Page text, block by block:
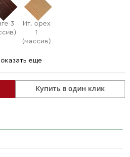
Купить в один клик
3
Ит. орех
1
(массив)
еще